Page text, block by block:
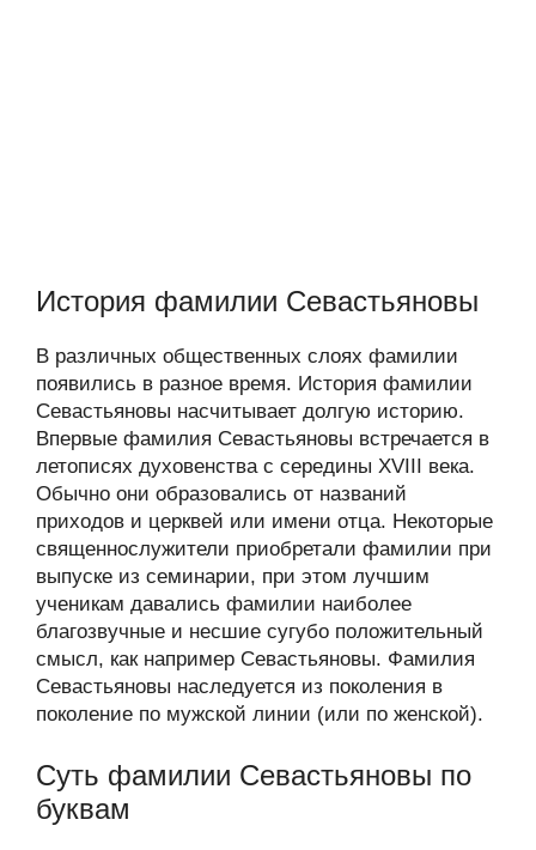
История фамилии Севастьяновы
В различных общественных слоях фамилии
появились в разное время. История фамилии
Севастьяновы насчитывает долгую историю.
Впервые фамилия Севастьяновы встречается в
летописях духовенства с середины XVIII века.
Обычно они образовались от названий
приходов и церквей или имени отца. Некоторые
священнослужители приобретали фамилии при
выпуске из семинарии, при этом лучшим
ученикам давались фамилии наиболее
благозвучные и несшие сугубо положительный
смысл, как например Севастьяновы. Фамилия
Севастьяновы наследуется из поколения в
поколение по мужской линии (или по женской).
Суть фамилии Севастьяновы по
буквам